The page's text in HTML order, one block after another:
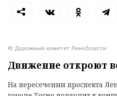
© Дорожный комитет Ленобласти
Движение откроют
На пересечении проспекта